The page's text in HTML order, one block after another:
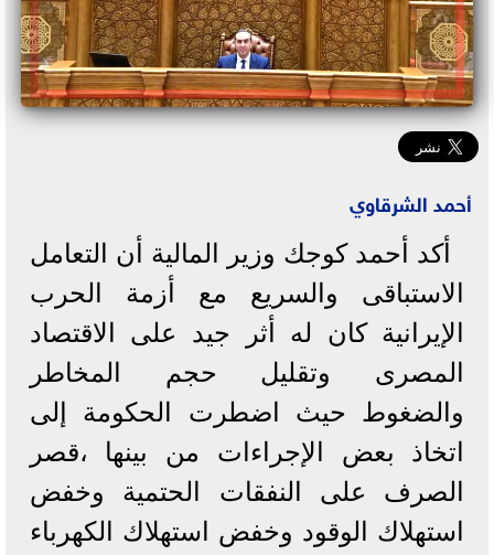
أحمد الشرقاوي
أكد أحمد كوجك وزير المالية أن التعامل
الاستباقى والسريع مع أزمة الحرب
الإيرانية كان له أثر جيد على الاقتصاد
المصرى وتقليل حجم المخاطر
والضغوط حيث اضطرت الحكومة إلى
اتخاذ بعض الإجراءات من بينها ،قصر
الصرف على النفقات الحتمية وخفض
استهلاك الوقود وخفض استهلاك الكهرباء